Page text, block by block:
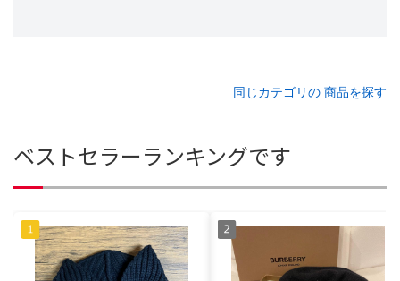
同じカテゴリの 商品を探す
ベストセラーランキングです